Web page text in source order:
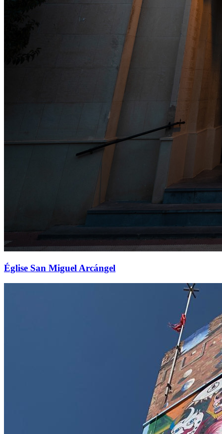
Église San Miguel Arcángel